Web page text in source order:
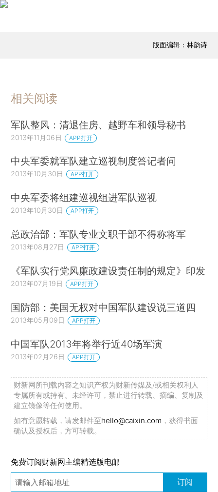
版面编辑：林韵诗
相关阅读
军队整风：清退住房、越野车和领导秘书
2013年11月06日 APP打开
中央军委就军队建立巡视制度答记者问
2013年10月30日 APP打开
中央军委将组建巡视组进军队巡视
2013年10月30日 APP打开
总政治部：军队专业文职干部不得称将军
2013年08月27日 APP打开
《军队实行党风廉政建设责任制的规定》印发
2013年07月19日 APP打开
国防部：美国无权对中国军队建设说三道四
2013年05月09日 APP打开
中国军队2013年将举行近40场军演
2013年02月26日 APP打开
财新网所刊载内容之知识产权为财新传媒及/或相关权利人
专属所有或持有。未经许可，禁止进行转载、摘编、复制及
建立镜像等任何使用。
如有意愿转载，请发邮件至hello@caixin.com ，获得书面
确认及授权后，方可转载。
免费订阅财新网主编精选版电邮
订阅